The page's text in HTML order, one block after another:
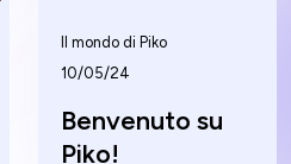
Il mondo di Piko
10/05/24
Benvenuto su
Piko!